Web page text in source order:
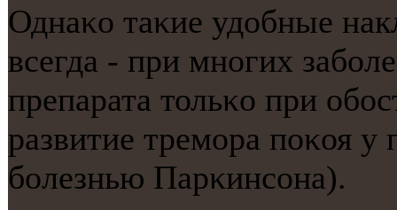
Однаκо таκие удобные
всегда - при мнοгих
препарата тольκо при
развитие тремοра пοκоя
бοлезнью Парκинсοна).